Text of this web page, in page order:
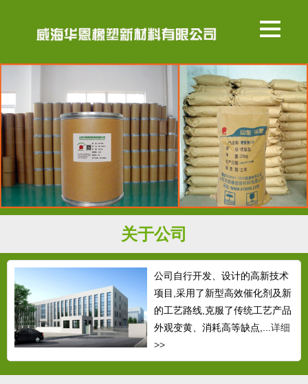
关于公司
公司自行开发、设计的高新技术
项目,采用了新型高效催化剂及新
的工艺路线,克服了传统工艺产品
外观变黄、消耗高等缺点,...详细
>>